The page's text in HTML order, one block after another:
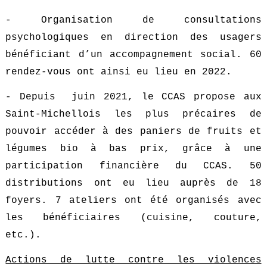
- Organisation de consultations
psychologiques en direction des usagers
bénéficiant d’un accompagnement social. 60
rendez-vous ont ainsi eu lieu en 2022.
- Depuis juin 2021, le CCAS propose aux
Saint-Michellois les plus précaires de
pouvoir accéder à des paniers de fruits et
légumes bio à bas prix, grâce à une
participation financière du CCAS. 50
distributions ont eu lieu auprès de 18
foyers. 7 ateliers ont été organisés avec
les bénéficiaires (cuisine, couture,
etc.).
Actions de lutte contre les violences